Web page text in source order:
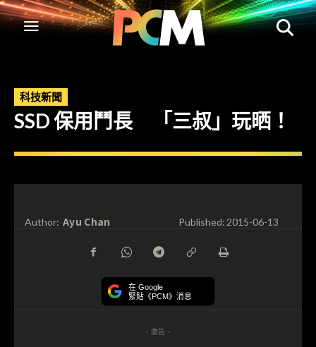
科技新聞
SSD 保用鬥長 「三叔」玩晒！
Author: Ayu Chan Published:2015-06-13
在 Google
緊貼《PCM》消息
- 廣告 -